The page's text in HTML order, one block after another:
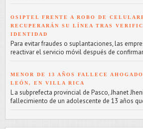
OSIPTEL FRENTE A ROBO DE
RECUPERARÁN SU LÍNEA TRAS
IDENTIDAD
Para evitar fraudes o suplantaciones, las
reactivar el servicio móvil después de
MENOR DE 13 AÑOS FALLECE
LEÓN, EN VILLA RICA
L a subprefecta provincial de Pasco, Jhanet
fallecimiento de un adolescente de 13 años